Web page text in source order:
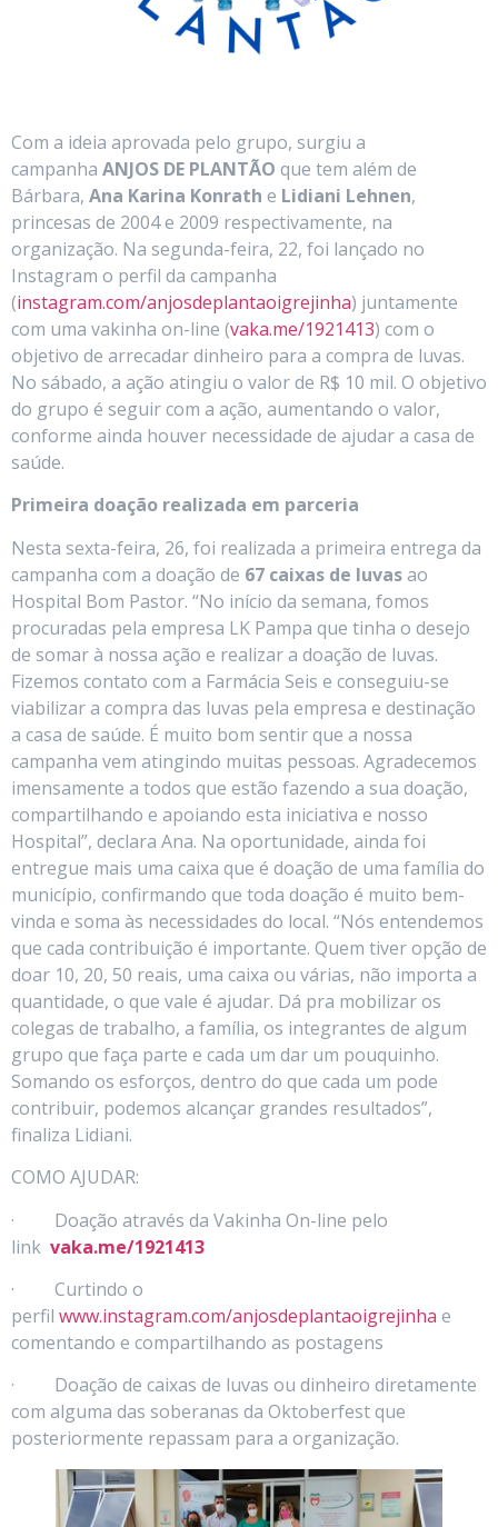
Com a ideia aprovada pelo grupo, surgiu a
campanha ANJOS DE PLANTÃO que tem além de
Bárbara, Ana Karina Konrath e Lidiani Lehnen,
princesas de 2004 e 2009 respectivamente, na
organização. Na segunda-feira, 22, foi lançado no
Instagram o perfil da campanha
(instagram.com/anjosdeplantaoigrejinha) juntamente
com uma vakinha on-line (vaka.me/1921413) com o
objetivo de arrecadar dinheiro para a compra de luvas.
No sábado, a ação atingiu o valor de R$ 10 mil. O objetivo
do grupo é seguir com a ação, aumentando o valor,
conforme ainda houver necessidade de ajudar a casa de
saúde.
Primeira doação realizada em parceria
Nesta sexta-feira, 26, foi realizada a primeira entrega da
campanha com a doação de 67 caixas de luvasao
Hospital Bom Pastor. “No início da semana, fomos
procuradas pela empresa LK Pampa que tinha o desejo
de somar à nossa ação e realizar a doação de luvas.
Fizemos contato com a Farmácia Seis e conseguiu-se
viabilizar a compra das luvas pela empresa e destinação
a casa de saúde. É muito bom sentir que a nossa
campanha vem atingindo muitas pessoas. Agradecemos
imensamente a todos que estão fazendo a sua doação,
compartilhando e apoiando esta iniciativa e nosso
Hospital”, declara Ana. Na oportunidade, ainda foi
entregue mais uma caixa que é doação de uma família do
município, confirmando que toda doação é muito bem-
vinda e soma às necessidades do local. “Nós entendemos
que cada contribuição é importante. Quem tiver opção de
doar 10, 20, 50 reais, uma caixa ou várias, não importa a
quantidade, o que vale é ajudar. Dá pra mobilizar os
colegas de trabalho, a família, os integrantes de algum
grupo que faça parte e cada um dar um pouquinho.
Somando os esforços, dentro do que cada um pode
contribuir, podemos alcançar grandes resultados”,
finaliza Lidiani.
COMO AJUDAR:
· Doação através da Vakinha On-line pelo
link vaka.me/1921413
· Curtindo o
perfil www.instagram.com/anjosdeplantaoigrejinha e
comentando e compartilhando as postagens
· Doação de caixas de luvas ou dinheiro diretamente
com alguma das soberanas da Oktoberfest que
posteriormente repassam para a organização.